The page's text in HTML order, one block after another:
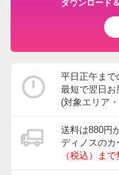
ダウンロード
平日正午まで
最短で翌日お
(対象エリア
送料は880円
ディノスのカ
（税込）まで